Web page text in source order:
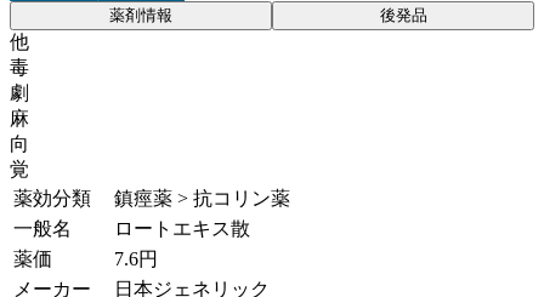
薬剤情報 後発品
他
毒
劇
麻
向
覚
薬効分類
鎮痙薬 > 抗コリン薬
一般名
ロートエキス散
薬価
7.6円
メーカー
日本ジェネリック